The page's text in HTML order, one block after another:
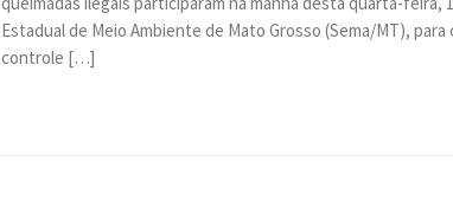
Estadual de Meio Ambiente de Mato Grosso (Sema/MT),
controle […]